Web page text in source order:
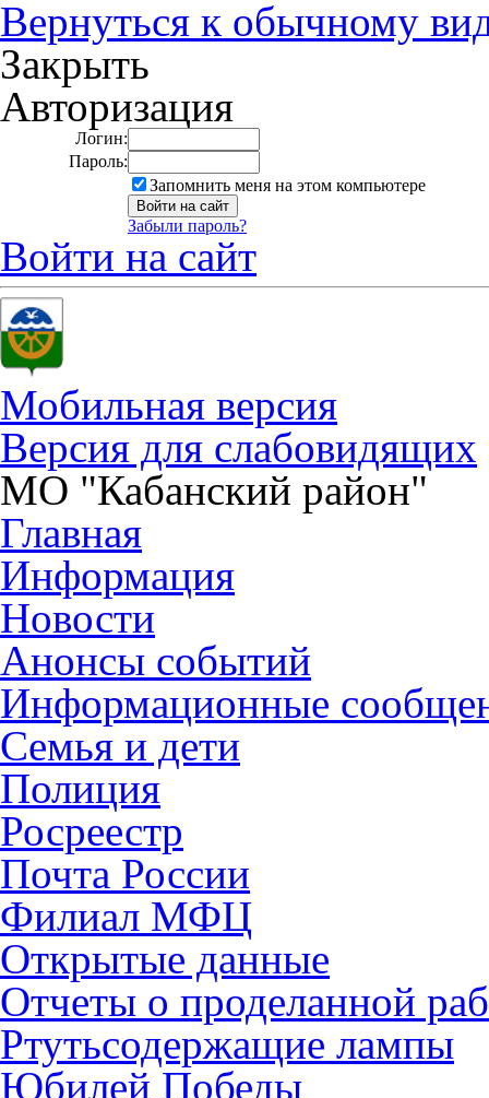
Вернуться к обычному
Закрыть
Авторизация
Логин:
Пароль:
Запомнить меня на этом компьютере
Забыли пароль?
Войти на сайт
Мобильная версия
Версия для слабовидящих
МО "Кабанский район"
Главная
Информация
Новости
Анонсы событий
Информационные
Семья и дети
Полиция
Росреестр
Почта России
Филиал МФЦ
Открытые данные
Отчеты о проделанной
Ртутьсодержащие лампы
Юбилей Победы